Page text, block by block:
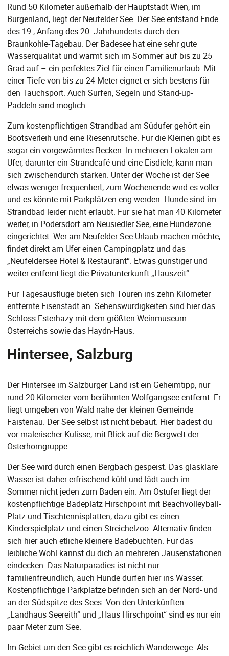
Rund 50 Kilometer außerhalb der Hauptstadt Wien, im
Burgenland, liegt der Neufelder See. Der See entstand Ende
des 19., Anfang des 20. Jahrhunderts durch den
Braunkohle-Tagebau. Der Badesee hat eine sehr gute
Wasserqualität und wärmt sich im Sommer auf bis zu 25
Grad auf – ein perfektes Ziel für einen Familienurlaub. Mit
einer Tiefe von bis zu 24 Meter eignet er sich bestens für
den Tauchsport. Auch Surfen, Segeln und Stand-up-
Paddeln sind möglich.
Zum kostenpflichtigen Strandbad am Südufer gehört ein
Bootsverleih und eine Riesenrutsche. Für die Kleinen gibt es
sogar ein vorgewärmtes Becken. In mehreren Lokalen am
Ufer, darunter ein Strandcafé und eine Eisdiele, kann man
sich zwischendurch stärken. Unter der Woche ist der See
etwas weniger frequentiert, zum Wochenende wird es voller
und es könnte mit Parkplätzen eng werden. Hunde sind im
Strandbad leider nicht erlaubt. Für sie hat man 40 Kilometer
weiter, in Podersdorf am Neusiedler See, eine Hundezone
eingerichtet. Wer am Neufelder See Urlaub machen möchte,
findet direkt am Ufer einen Campingplatz und das
„Neufeldersee Hotel & Restaurant“. Etwas günstiger und
weiter entfernt liegt die Privatunterkunft „Hauszeit“.
Für Tagesausflüge bieten sich Touren ins zehn Kilometer
entfernte Eisenstadt an. Sehenswürdigkeiten sind hier das
Schloss Esterhazy mit dem größten Weinmuseum
Österreichs sowie das Haydn-Haus.
Hintersee, Salzburg
Der Hintersee im Salzburger Land ist ein Geheimtipp, nur
rund 20 Kilometer vom berühmten Wolfgangsee entfernt. Er
liegt umgeben von Wald nahe der kleinen Gemeinde
Faistenau. Der See selbst ist nicht bebaut. Hier badest du
vor malerischer Kulisse, mit Blick auf die Bergwelt der
Osterhorngruppe.
Der See wird durch einen Bergbach gespeist. Das glasklare
Wasser ist daher erfrischend kühl und lädt auch im
Sommer nicht jeden zum Baden ein. Am Ostufer liegt der
kostenpflichtige Badeplatz Hirschpoint mit Beachvolleyball-
Platz und Tischtennisplatten, dazu gibt es einen
Kinderspielplatz und einen Streichelzoo. Alternativ finden
sich hier auch etliche kleinere Badebuchten. Für das
leibliche Wohl kannst du dich an mehreren Jausenstationen
eindecken. Das Naturparadies ist nicht nur
familienfreundlich, auch Hunde dürfen hier ins Wasser.
Kostenpflichtige Parkplätze befinden sich an der Nord- und
an der Südspitze des Sees. Von den Unterkünften
„Landhaus Seereith“ und „Haus Hirschpoint“ sind es nur ein
paar Meter zum See.
Im Gebiet um den See gibt es reichlich Wanderwege. Als